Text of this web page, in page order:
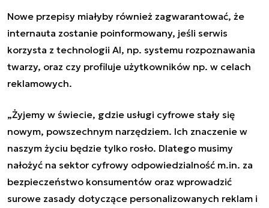
Nowe przepisy miałyby również zagwarantować, że
internauta zostanie poinformowany, jeśli serwis
korzysta z technologii AI, np. systemu rozpoznawania
twarzy, oraz czy profiluje użytkowników np. w celach
reklamowych.
„Żyjemy w świecie, gdzie usługi cyfrowe stały się
nowym, powszechnym narzędziem. Ich znaczenie w
naszym życiu będzie tylko rosło. Dlatego musimy
nałożyć na sektor cyfrowy odpowiedzialność m.in. za
bezpieczeństwo konsumentów oraz wprowadzić
surowe zasady dotyczące personalizowanych reklam i